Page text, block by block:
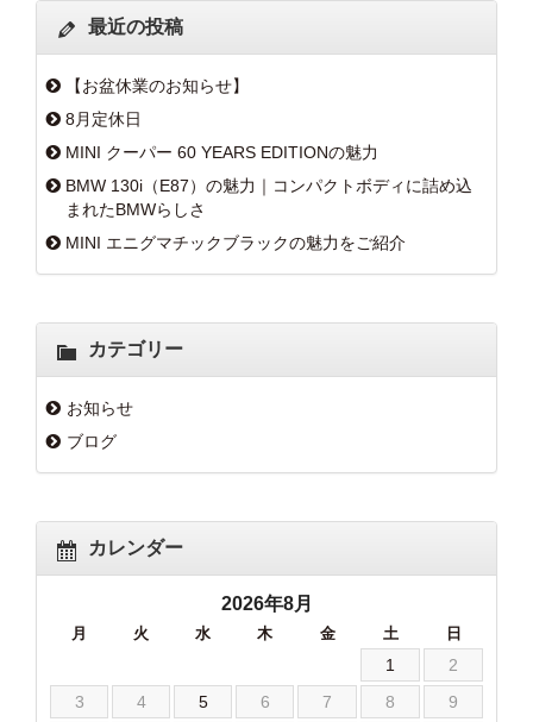
最近の投稿
【お盆休業のお知らせ】
8月定休日
MINI クーパー 60 YEARS EDITIONの魅力
BMW 130i（E87）の魅力｜コンパクトボディに詰め込
まれたBMWらしさ
MINI エニグマチックブラックの魅力をご紹介
カテゴリー
お知らせ
ブログ
カレンダー
2026年8月
月 火 水 木 金 土 日
1
2
3
4 5 6 7 8
9